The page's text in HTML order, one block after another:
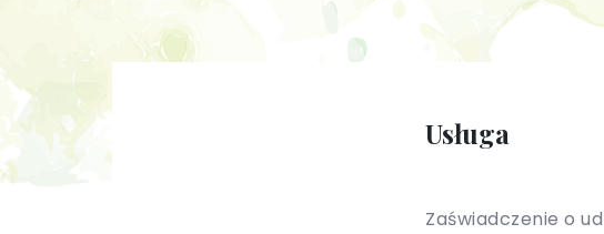
Wsparcie dla firm Terapia
Usługa
Zaświadczenie o